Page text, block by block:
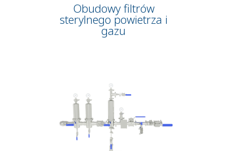
Obudowy filtrów
sterylnego powietrza i
gazu